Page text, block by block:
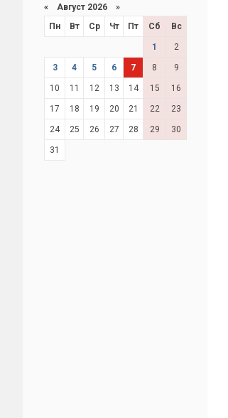
« Август 2026 »
Пн
Вт Ср Чт Пт Сб Вс
1 2
3 4 5 6 7 8 9
10 11 12 13 14 15 16
17 18 19 20 21 22 23
24 25 26 27 28 29 30
31